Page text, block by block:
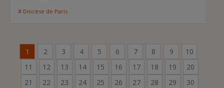
# Diocèse de Paris
1 2 3 4 5 6 7 8 9
10
11
12 13 14 15 16 17 18 19
20
21
22 23 24 25 26 27 28 29
30